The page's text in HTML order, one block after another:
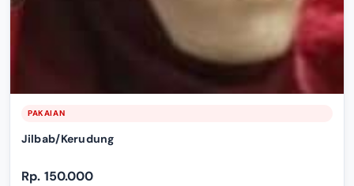
PAKAIAN
Jilbab/Kerudung
Rp. 150.000